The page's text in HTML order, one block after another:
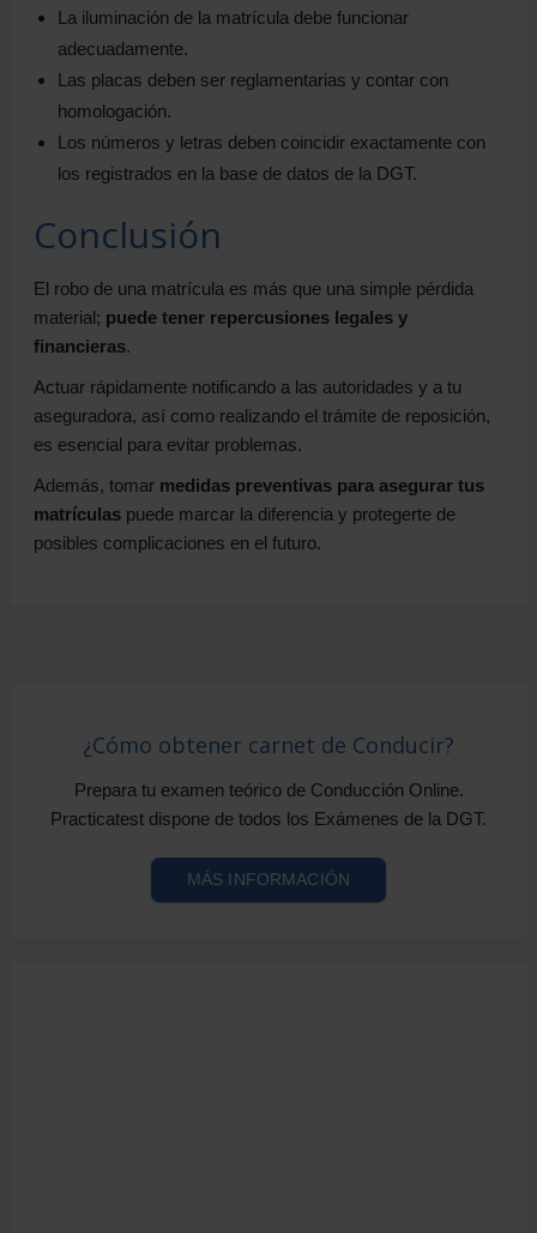
La iluminación de la matrícula debe funcionar
adecuadamente.
Las placas deben ser reglamentarias y contar con
homologación.
Los números y letras deben coincidir exactamente con
los registrados en la base de datos de la DGT.
Conclusión
El robo de una matrícula es más que una simple pérdida
material; puede tener repercusiones legales y
financieras.
Actuar rápidamente notificando a las autoridades y a tu
aseguradora, así como realizando el trámite de reposición,
es esencial para evitar problemas.
Además, tomar medidas preventivas para asegurar tus
matrículaspuede marcar la diferencia y protegerte de
posibles complicaciones en el futuro.
¿Cómo obtener carnet de Conducir?
Prepara tu examen teórico de Conducción Online.
Practicatest dispone de todos los Exámenes de la DGT.
MÁS INFORMACIÓN